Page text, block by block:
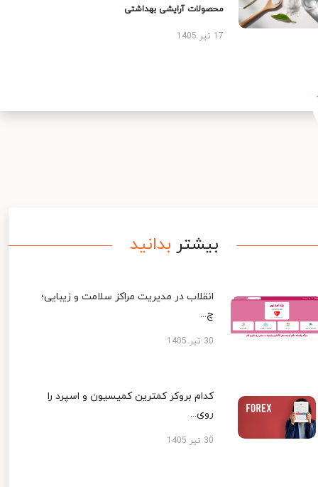
محصولات آرایشی بهداشتی
17 تیر 1405
بیشتر بدانید
انقلاب در مدیریت مراکز سلامت و زیبایی؛
چ...
30 تیر 1405
کدام بروکر کمترین کمیسیون و اسپرد را
روی...
30 تیر 1405